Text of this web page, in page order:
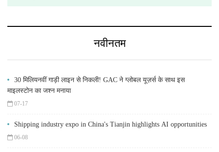
नवीनतम
30 मिलियनवीं गाड़ी लाइन से निकली! GAC ने ग्लोबल यूज़र्स के साथ इस
माइलस्टोन का जश्न मनाया
07-17
Shipping industry expo in China's Tianjin highlights AI opportunities
06-08